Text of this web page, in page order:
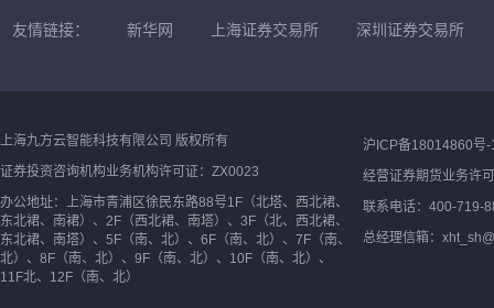
友情链接： 新华网 上海证券交易所 深圳证券交易所
上海九方云智能科技有限公司 版权所有
证券投资咨询机构业务机构许可证：ZX0023
办公地址：上海市青浦区徐民东路88号1F（北塔、西北裙、
东北裙、南裙）、2F（西北裙、南塔）、3F（北、西北裙、
东北裙、南塔）、5F（南、北）、6F（南、北）、7F（南、
北）、8F（南、北）、9F（南、北）、10F（南、北）、
11F北、12F（南、北）
沪ICP备18014860号-
经营证券期货业务许
联系电话：400-719-
总经理信箱：